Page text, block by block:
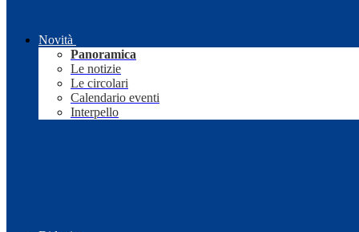
Novità
Panoramica
Le notizie
Le circolari
Calendario eventi
Interpello